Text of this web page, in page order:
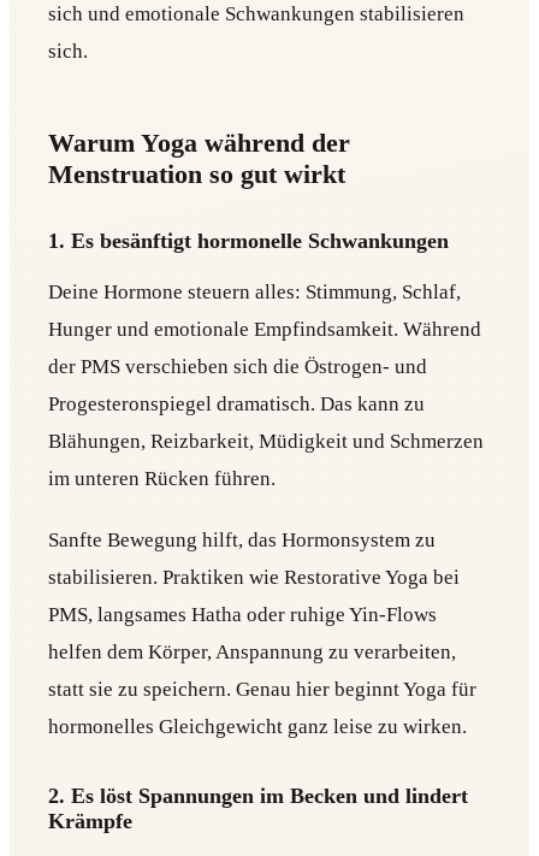
sich und emotionale Schwankungen stabilisieren
sich.
Warum Yoga während der
Menstruation so gut wirkt
1. Es besänftigt hormonelle Schwankungen
Deine Hormone steuern alles: Stimmung, Schlaf,
Hunger und emotionale Empfindsamkeit. Während
der PMS verschieben sich die Östrogen- und
Progesteronspiegel dramatisch. Das kann zu
Blähungen, Reizbarkeit, Müdigkeit und Schmerzen
im unteren Rücken führen.
Sanfte Bewegung hilft, das Hormonsystem zu
stabilisieren. Praktiken wie Restorative Yoga bei
PMS, langsames Hatha oder ruhige Yin-Flows
helfen dem Körper, Anspannung zu verarbeiten,
statt sie zu speichern. Genau hier beginnt Yoga für
hormonelles Gleichgewicht ganz leise zu wirken.
2. Es löst Spannungen im Becken und lindert
Krämpfe